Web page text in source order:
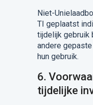
Niet-
TI geplaatst
tijdelijk gebruik
andere
hun gebruik.
6.
tijdelijke